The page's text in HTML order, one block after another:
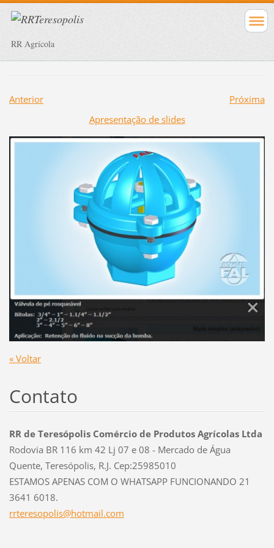
RR Agrícola
Anterior
Próxima
Apresentação de slides
« Voltar
Contato
RR de Teresópolis Comércio de Produtos Agrícolas Ltda
Rodovia BR 116 km 42 Lj 07 e 08 - Mercado de Água
Quente, Teresópolis, R.J. Cep:25985010
ESTAMOS APENAS COM O WHATSAPP FUNCIONANDO 21
3641 6018.
rrteresopolis@hotmail.com